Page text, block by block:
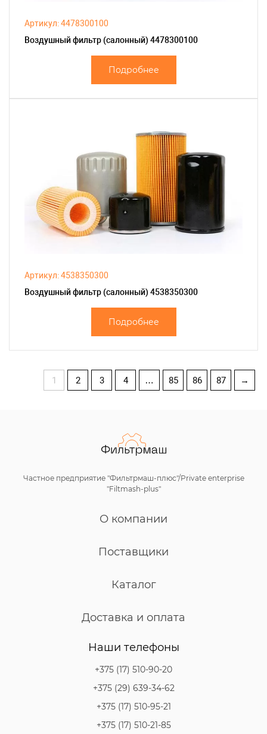
Артикул: 4478300100
Воздушный фильтр (салонный) 4478300100
Подробнее
Артикул: 4538350300
Воздушный фильтр (салонный) 4538350300
Подробнее
1 2 3 4 … 85 86 87 →
Частное предприятие "Фильтрмаш-плюс"/Private enterprise
"Filtmash-plus"
О компании
Поставщики
Каталог
Доставка и оплата
Наши телефоны
+375 (17) 510-90-20
+375 (29) 639-34-62
+375 (17) 510-95-21
+375 (17) 510-21-85